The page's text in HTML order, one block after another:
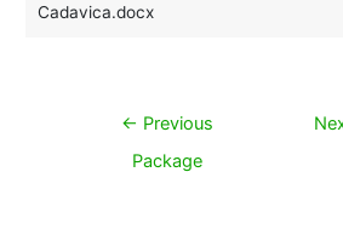
Cadavica.docx
Navigacija
← Previous
Package